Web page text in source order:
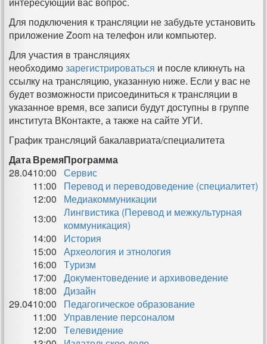
Для подключения к трансляции не забудьте установить
приложение Zoom на телефон или компьютер.
Для участия в трансляциях
необходимозарегистрироваться и после кликнуть на
ссылку на трансляцию, указанную ниже. Если у вас не
будет возможности присоединиться к трансляции в
указанное время, все записи будут доступны в группе
института ВКонтакте, а также на сайте УГИ.
График трансляций бакалавриата/специалитета
ДатаВремяПрограмма
28.0410:00 Сервис
11:00
Перевод и переводоведение (специалитет)
12:00
Медиакоммуникации
13:00 Лингвистика (Перевод и межкультурная
коммуникация)
14:00
История
15:00 Археология и этнология
16:00 Туризм
17:00 Документоведение и архивоведение
18:00 Дизайн
29.0410:00
Педагогическое образование
11:00 Управление персоналом
12:00 Телевидение